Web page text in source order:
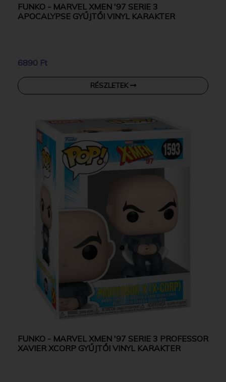
FUNKO - MARVEL XMEN '97 SERIE 3
APOCALYPSE GYŰJTŐI VINYL KARAKTER
6890 Ft
RÉSZLETEK
FUNKO - MARVEL XMEN '97 SERIE 3 PROFESSOR
XAVIER XCORP GYŰJTŐI VINYL KARAKTER